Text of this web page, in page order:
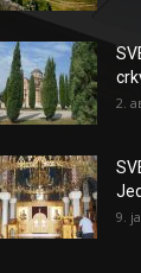
2.
9.